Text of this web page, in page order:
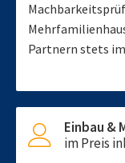
Partnern stets
Einbau &
im Preis